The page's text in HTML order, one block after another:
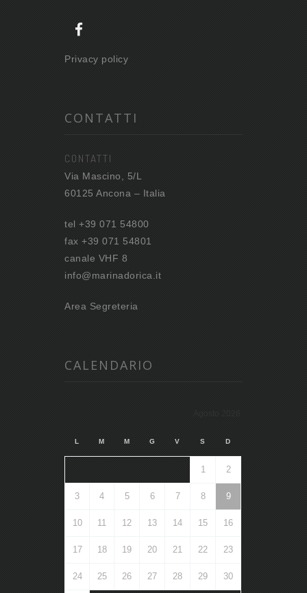
Privacy policy
CONTATTI
CONTATTI
Via Mascino, 5/L
60125 Ancona – Italia
tel +39 071 54800
fax +39 071 54801
canale VHF 8
info@marinadorica.it
Area Segreteria
CALENDARIO
L M M G V S D
1 2
3 4 5 6 7 8 9
10 11 12 13 14 15 16
17 18 19 20 21 22 23
24 25 26 27 28 29 30